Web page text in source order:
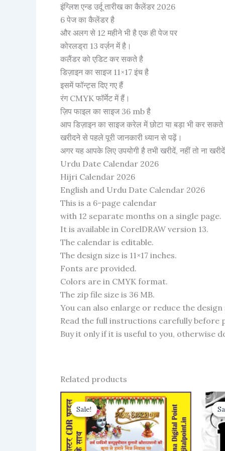
इंग्लिश एन्ड उर्दू तारीख का कैलेंडर 2026
6 पेज का कैलेंडर है
और अलग से 12 महीने भी है एक ही पेज पर
कोरलड्रा 13 वर्ज़न में है।
कलैंडर को एडिट कर सकते है
डिज़ाइन का साइज 11×17 इंच है
इसमें फॉन्ट्स दिए गए हैं
रंग CMYK फॉर्मेट में हैं।
ज़िप फाइल का साइज 36 mb है
आप डिज़ाइन का साइज करेल में छोटा या बड़ा भी कर सकते
खरीदने से पहले पूरी जानकारी ध्यान से पढ़ें।
अगर यह आपके लिए उपयोगी है तभी खरीदें, नहीं तो ना
Urdu Date Calendar 2026
Hijri Calendar 2026
English and Urdu Date Calendar 2026
This is a 6-page calendar
with 12 separate months on a single page.
It is available in CorelDRAW version 13.
The calendar is editable.
The design size is 11×17 inches.
Fonts are provided.
Colors are in CMYK format.
The zip file size is 36 MB.
You can also enlarge or reduce the design
Read the full instructions carefully before
Buy it only if it is useful to you, otherwise
Related products
Sale!
Sale!